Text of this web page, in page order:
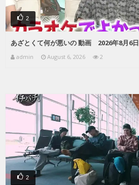
2
あざとくて何が悪いの 動画 2026年8月6日
admin August 6, 2026 2
2